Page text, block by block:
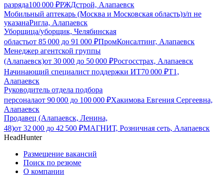
разряда100 000 ₽РЖДстрой, Алапаевск
Мобильный аптекарь (Москва и Московская область)з/п не
указанаРигла, Алапаевск
Уборщица/уборщик, Челябинская
областьот 85 000 до 91 000 ₽ПромКонсалтинг, Алапаевск
Менеджер агентской группы
(Алапаевск)от 30 000 до 50 000 ₽Росгосстрах, Алапаевск
Начинающий специалист поддержки ИТ70 000 ₽Т1,
Алапаевск
Руководитель отдела подбора
персоналаот 90 000 до 100 000 ₽Хакимова Евгения Сергеевна,
Алапаевск
Продавец (Алапаевск, Ленина,
48)от 32 000 до 42 500 ₽МАГНИТ, Розничная сеть, Алапаевск
HeadHunter
Размещение вакансий
Поиск по резюме
О компании